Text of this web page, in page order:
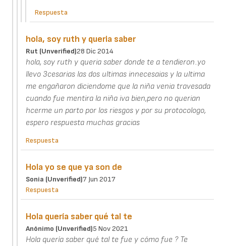
Respuesta
hola, soy ruth y queria saber
Rut (unverified)28 Dic 2014
hola, soy ruth y queria saber donde te a tendieron..yo
llevo 3cesarias las dos ultimas innecesaias y la ultima
me engañaron diciendome que la niña venia travesada
cuando fue mentira la niña iva bien,pero no querian
hcerme un parto por los riesgos y por su protocologo,
espero respuesta muchas gracias
Respuesta
Hola yo se que ya son de
Sonia (unverified)7 Jun 2017
Respuesta
Hola quería saber qué tal te
Anónimo (unverified)5 Nov 2021
Hola quería saber qué tal te fue y cómo fue ? Te